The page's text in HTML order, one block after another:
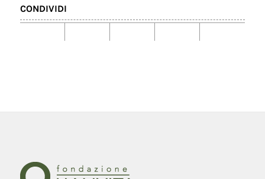
CONDIVIDI